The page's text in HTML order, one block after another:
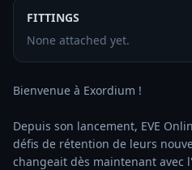
FITTINGS
None attached yet.
Bienvenue à Exordium !
Depuis son lancement, EVE
défis de rétention de leurs
changeait dès maintenant avec